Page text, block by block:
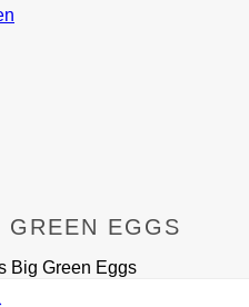
EGGS
Big Green Eggs